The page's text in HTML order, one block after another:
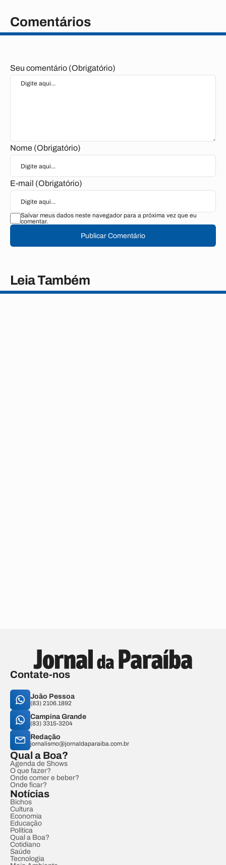
Comentários
Seu comentário (Obrigatório)
Nome (Obrigatório)
E-mail (Obrigatório)
Salvar meus dados neste navegador para a próxima vez que eu
comentar.
Publicar Comentário
Leia Também
Contate-nos
João Pessoa
(83) 2106.1892
Campina Grande
(83) 3315-3204
Redação
jornalismo@jornaldaparaiba.com.br
Qual a Boa?
Agenda de Shows
O que fazer?
Onde comer e beber?
Onde ficar?
Notícias
Bichos
Cultura
Economia
Educação
Política
Qual a Boa?
Cotidiano
Saúde
Tecnologia